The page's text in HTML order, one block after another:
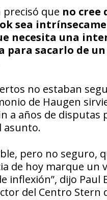
precisó que no cree
sea
necesita una
para sacarlo de
no estaban
de Haugen
a años de disputas
asunto.
pero no seguro,
de hoy marque un
inflexión”, dijo Paul
del Centro Stern